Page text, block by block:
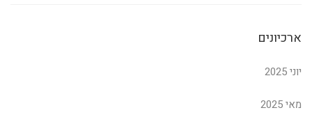
ארכיונים
יוני 2025
מאי 2025